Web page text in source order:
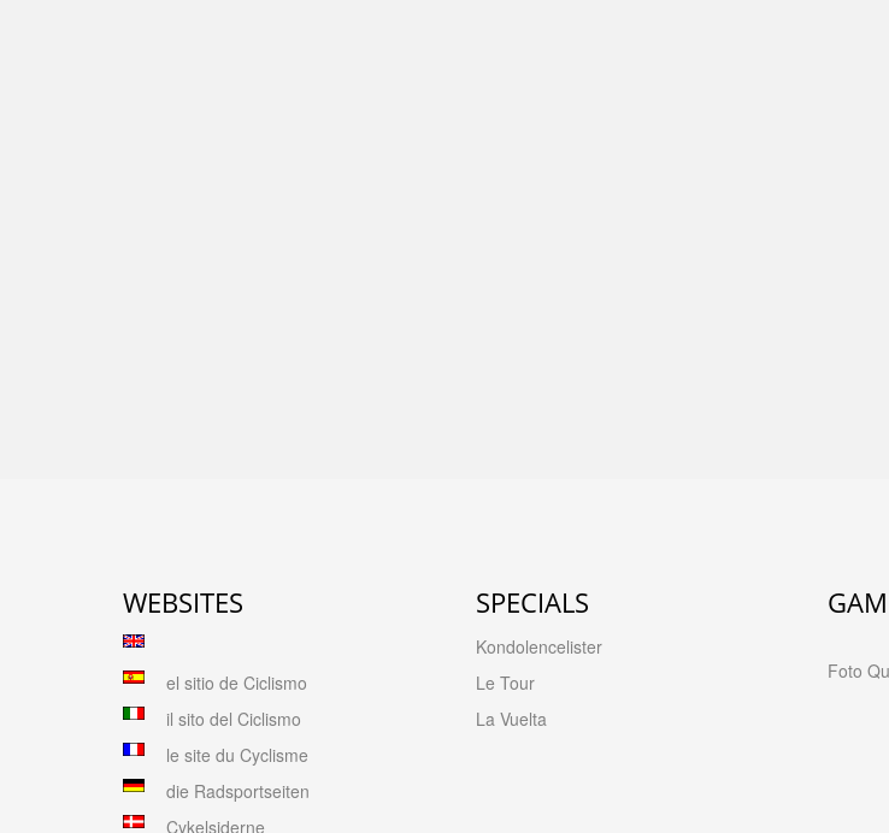
WEBSITES
el sitio de Ciclismo
il sito del Ciclismo
le site du Cyclisme
die Radsportseiten
Cykelsiderne
SPECIALS
Kondolencelister
Le Tour
La Vuelta
Foto